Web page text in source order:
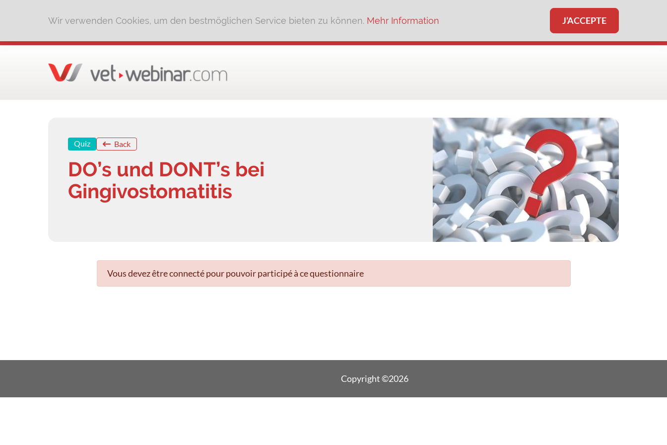
Wir verwenden Cookies, um den bestmöglichen Service bieten zu können. Mehr Information J’ACCEPTE
Quiz Back
DO’s und DONT’s bei
Gingivostomatitis
Vous devez être connecté pour pouvoir participé à ce questionnaire
Copyright ©2026